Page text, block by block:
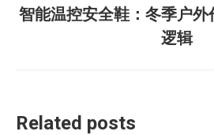
航
文
章：
未
来
智能温控安全鞋：冬季户
逻辑
Related posts